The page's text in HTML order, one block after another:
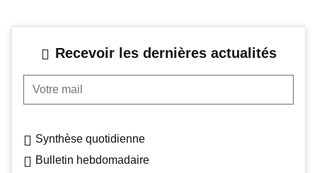
Recevoir les dernières actualités
Votre mail
Synthèse quotidienne
Bulletin hebdomadaire